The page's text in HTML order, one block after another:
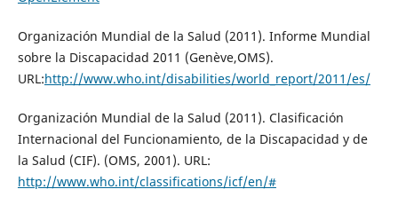
Organización Mundial de la Salud (2011). Informe Mundial
sobre la Discapacidad 2011 (Genève,OMS).
URL:http://www.who.int/disabilities/world_report/2011/es/
Organización Mundial de la Salud (2011). Clasificación
Internacional del Funcionamiento, de la Discapacidad y de
la Salud (CIF). (OMS, 2001). URL:
http://www.who.int/classifications/icf/en/#